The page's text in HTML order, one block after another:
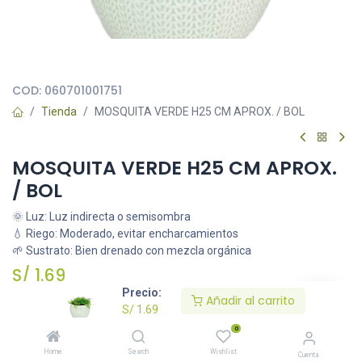
Precio:
S/ 1.69
Añadir al carrito
Home Search
0
Wishlist Cuenta
COD: 060701001751
Tienda MOSQUITA VERDE H25 CM APROX. / BOL
MOSQUITA VERDE H25 CM APROX.
/ BOL
🌞 Luz: Luz indirecta o semisombra
💧 Riego: Moderado, evitar encharcamientos
🌱 Sustrato: Bien drenado con mezcla orgánica
S/ 1.69
Añadir al carrito